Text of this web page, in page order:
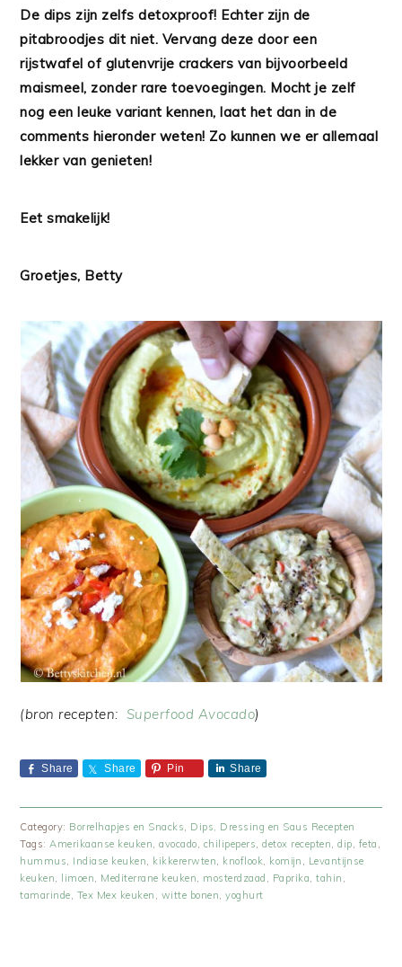
De dips zijn zelfs detoxproof! Echter zijn de
pitabroodjes dit niet. Vervang deze door een
rijstwafel of glutenvrije crackers van bijvoorbeeld
maismeel, zonder rare toevoegingen. Mocht je zelf
nog een leuke variant kennen, laat het dan in de
comments hieronder weten! Zo kunnen we er allemaal
lekker van genieten!
Eet smakelijk!
Groetjes, Betty
(bron recepten: Superfood Avocado)
Share Share Pin Share
Category: Borrelhapjes en Snacks
Dips, Dressing en Saus Recepten
Tags: Amerikaanse keuken ,avocado chilipepers ,detox recepten ,dip feta
hummus
Indiase keuken kikkererwten knoflook komijn
Levantijnse
keuken
limoen Mediterrane keuken mosterdzaad Paprika ,tahin
tamarinde Tex Mex keuken witte bonen ,yoghurt